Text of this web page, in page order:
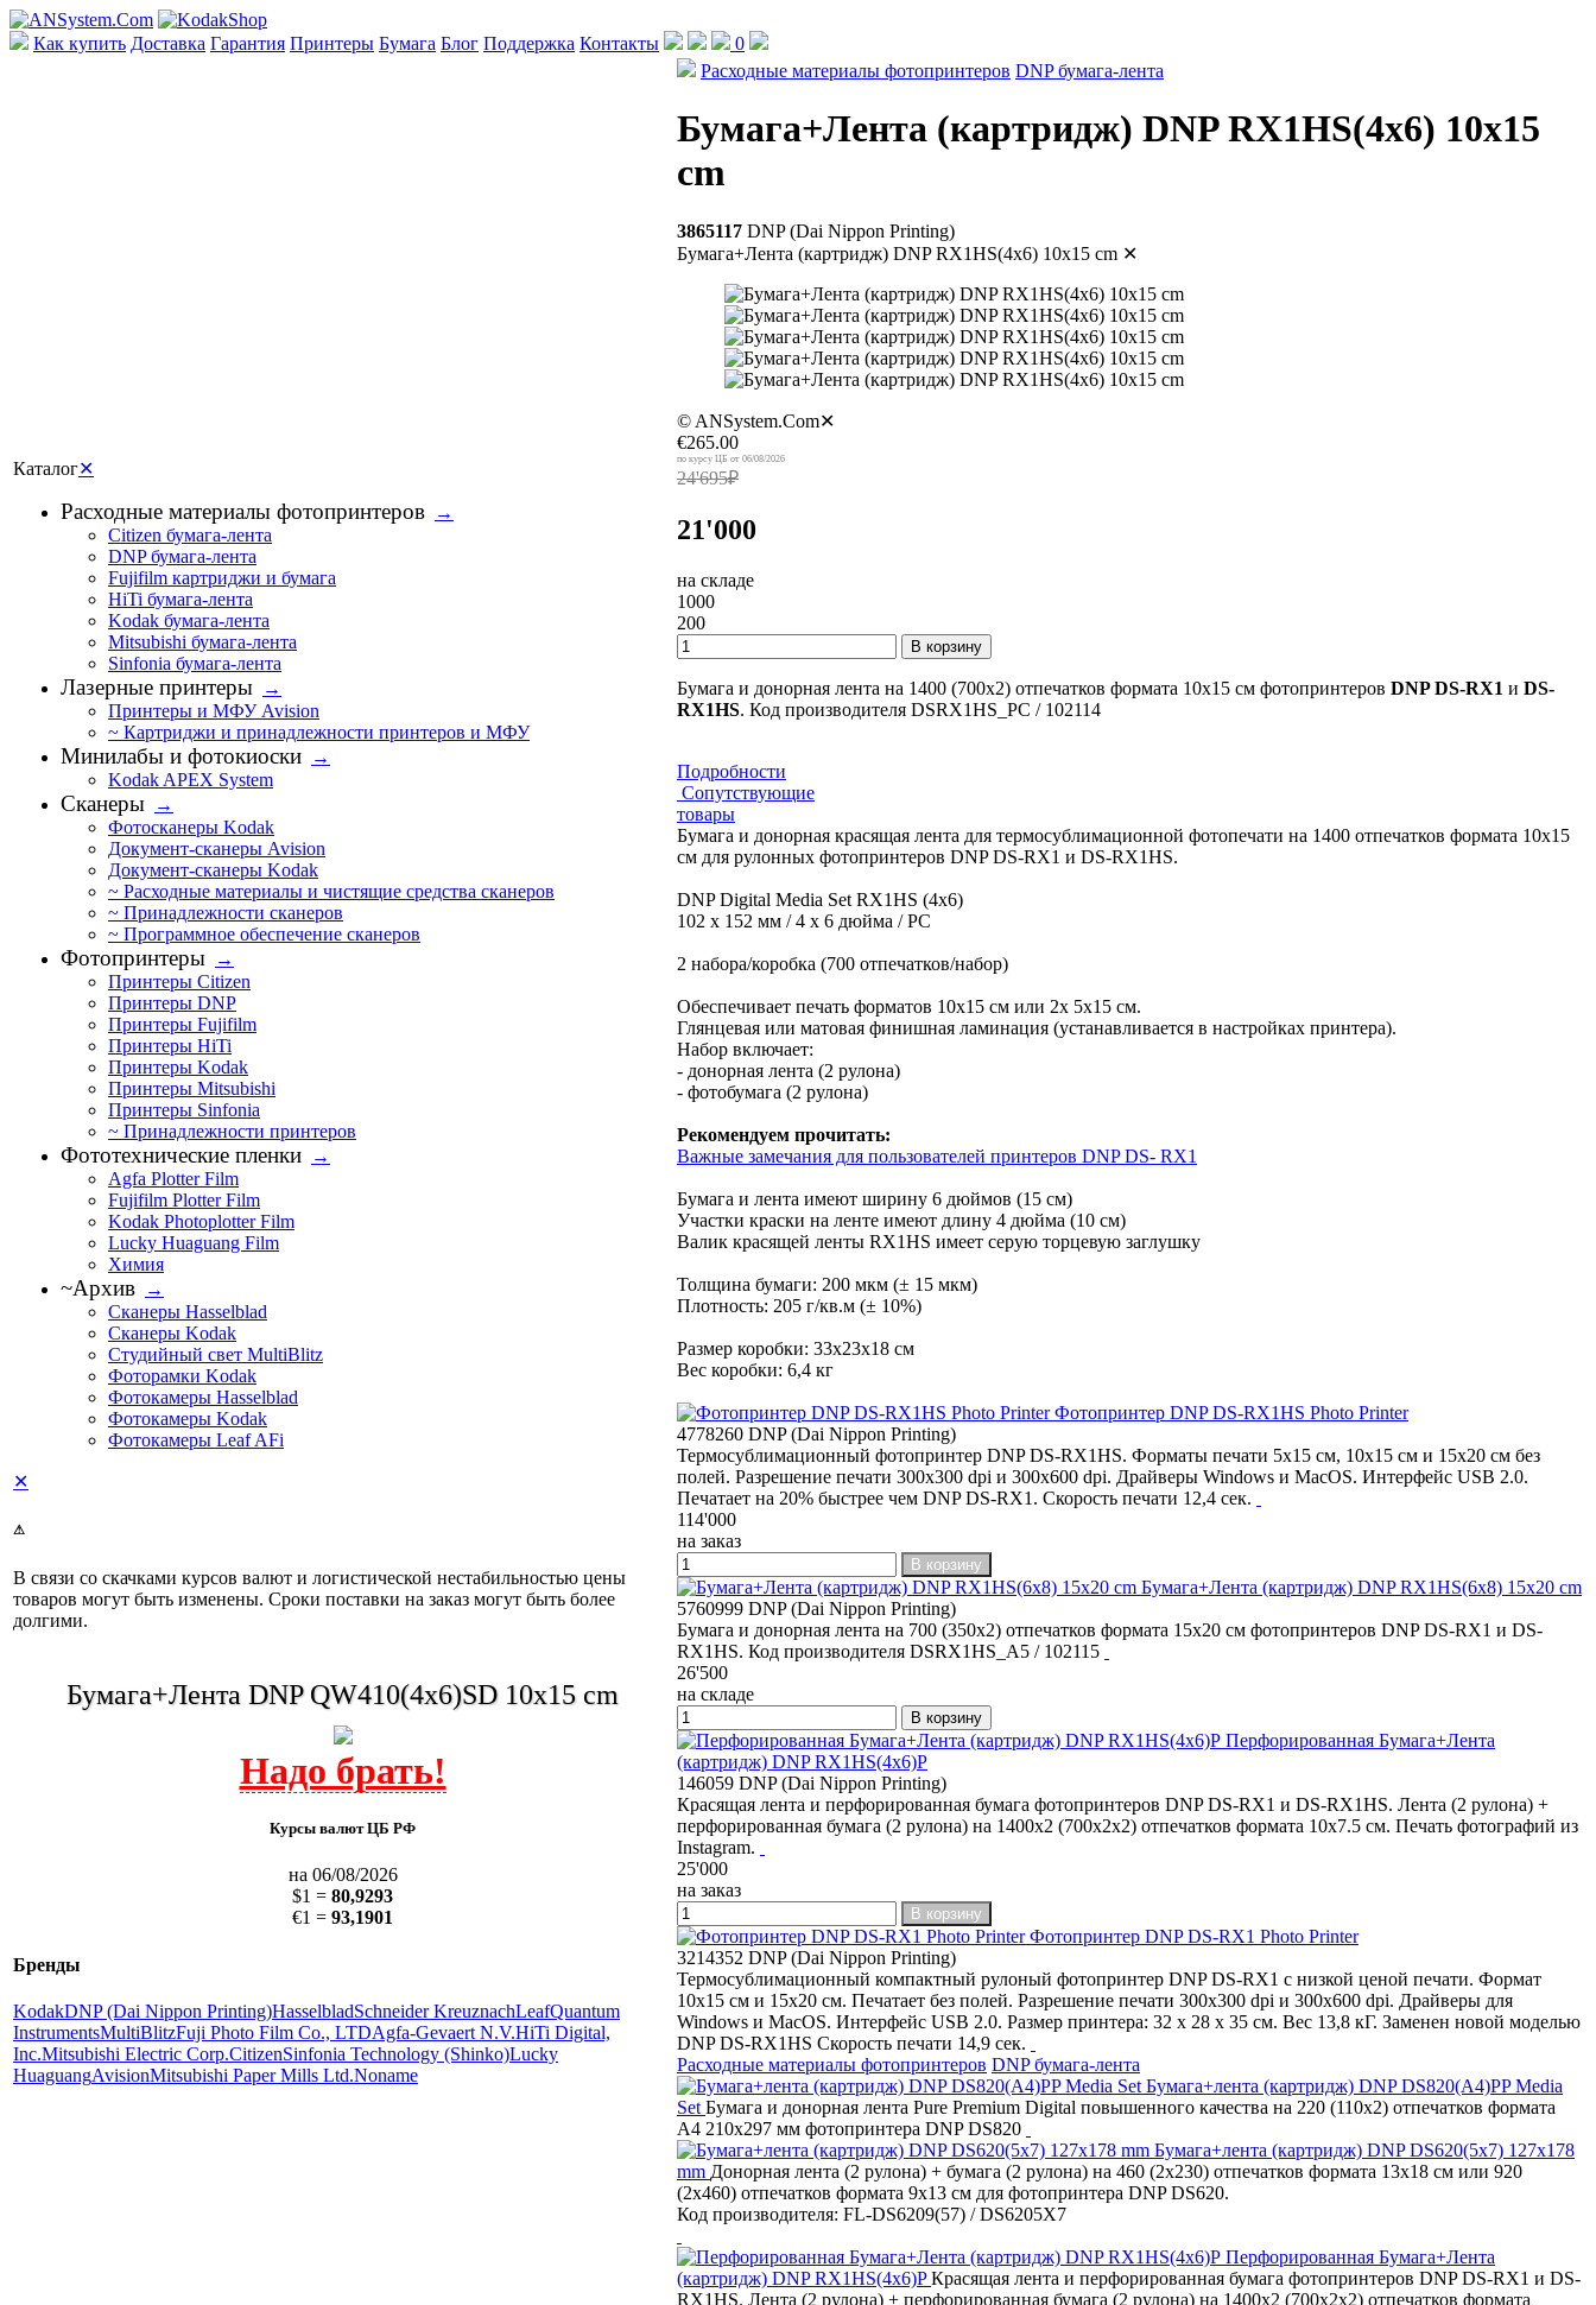
Как купить Доставка Гарантия Принтеры Бумага Блог Поддержка Контакты
0
Расходные материалы фотопринтеров DNP бумага-лента
Бумага+Лента (картридж) DNP RX1HS(4x6) 10x15
cm
3865117 DNP (Dai Nippon Printing)
Бумага+Лента (картридж) DNP RX1HS(4x6) 10x15 cm ✕
© ANSystem.Com✕
€265.00
06/08/2026
24'695₽
21'000
на складе
1000
200
В корзину
Бумага и донорная лента на 1400 (700х2) отпечатков формата 10x15 cм фотопринтеров DNP DS-RX1 и DS-
RX1HS. Код производителя DSRX1HS_PC / 102114
Подробности
Сопутствующие
товары
Бумага и донорная красящая лента для термосублимационной фотопечати на 1400 отпечатков формата 10x15
cм для рулонных фотопринтеров DNP DS-RX1 и DS-RX1HS.
DNP Digital Media Set RX1HS (4x6)
102 x 152 мм / 4 x 6 дюйма / PC
2 набора/коробка (700 отпечатков/набор)
Обеспечивает печать форматов 10х15 см или 2х 5х15 см.
Глянцевая или матовая финишная ламинация (устанавливается в настройках принтера).
Набор включает:
- донорная лента (2 рулона)
- фотобумага (2 рулона)
Рекомендуем прочитать:
Важные замечания для пользователей принтеров DNP DS- RX1
Бумага и лента имеют ширину 6 дюймов (15 см)
Участки краски на ленте имеют длину 4 дюйма (10 см)
Валик красящей ленты RX1HS имеет серую торцевую заглушку
Толщина бумаги: 200 мкм (± 15 мкм)
Плотность: 205 г/кв.м (± 10%)
Размер коробки: 33х23х18 см
Вес коробки: 6,4 кг
Фотопринтер DNP DS-RX1HS Photo Printer
4778260 DNP (Dai Nippon Printing)
Термосублимационный фотопринтер DNP DS-RX1HS. Форматы печати 5х15 см, 10x15 см и 15х20 см без
полей. Разрешение печати 300x300 dpi и 300x600 dpi. Драйверы Windows и MacOS. Интерфейс USB 2.0.
Печатает на 20% быстрее чем DNP DS-RX1. Скорость печати 12,4 сек.
114'000
на заказ
В корзину
Бумага+Лента (картридж) DNP RX1HS(6x8) 15x20 cm
5760999 DNP (Dai Nippon Printing)
Бумага и донорная лента на 700 (350х2) отпечатков формата 15x20 cм фотопринтеров DNP DS-RX1 и DS-
RX1HS. Код производителя DSRX1HS_A5 / 102115
26'500
на складе
В корзину
Перфорированная Бумага+Лента
(картридж) DNP RX1HS(4x6)P
146059 DNP (Dai Nippon Printing)
Красящая лента и перфорированная бумага фотопринтеров DNP DS-RX1 и DS-RX1HS. Лента (2 рулона) +
перфорированная бумага (2 рулона) на 1400х2 (700х2х2) отпечатков формата 10x7.5 cм. Печать фотографий из
Instagram.
25'000
на заказ
В корзину
Фотопринтер DNP DS-RX1 Photo Printer
3214352 DNP (Dai Nippon Printing)
Термосублимационный компактный рулоный фотопринтер DNP DS-RX1 с низкой ценой печати. Формат
10x15 см и 15х20 см. Печатает без полей. Разрешение печати 300x300 dpi и 300x600 dpi. Драйверы для
Windows и MacOS. Интерфейс USB 2.0. Размер принтера: 32 x 28 x 35 см. Вес 13,8 кГ. Заменен новой моделью
DNP DS-RX1HS Скорость печати 14,9 сек.
Расходные материалы фотопринтеров DNP бумага-лента
Бумага+лента (картридж) DNP DS820(A4)PP Media
Set Бумага и донорная лента Pure Premium Digital повышенного качества на 220 (110х2) отпечатков формата
A4 210x297 мм фотопринтера DNP DS820
Бумага+лента (картридж) DNP DS620(5x7) 127x178
mm Донорная лента (2 рулона) + бумага (2 рулона) на 460 (2х230) отпечатков формата 13х18 см или 920
(2х460) отпечатков формата 9х13 см для фотопринтера DNP DS620.
Код производителя: FL-DS6209(57) / DS6205X7
Перфорированная Бумага+Лента
(картридж) DNP RX1HS(4x6)PКрасящая лента и перфорированная бумага фотопринтеров DNP DS-RX1 и DS-
RX1HS. Лента (2 рулона) + перфорированная бумага (2 рулона) на 1400х2 (700х2х2) отпечатков формата
Каталог✕
Расходные материалы фотопринтеров
→
Citizen бумага-лента
DNP бумага-лента
Fujifilm картриджи и бумага
HiTi бумага-лента
Kodak бумага-лента
Mitsubishi бумага-лента
Sinfonia бумага-лента
Лазерные принтеры
→
Принтеры и МФУ Avision
~ Картриджи и принадлежности принтеров и МФУ
Минилабы и фотокиоски
→
Kodak APEX System
Сканеры
→
Фотосканеры Kodak
Документ-сканеры Avision
Документ-сканеры Kodak
~ Расходные материалы и чистящие средства сканеров
~ Принадлежности сканеров
~ Программное обеспечение сканеров
Фотопринтеры
→
Принтеры Citizen
Принтеры DNP
Принтеры Fujifilm
Принтеры HiTi
Принтеры Kodak
Принтеры Mitsubishi
Принтеры Sinfonia
~ Принадлежности принтеров
Фототехнические пленки
→
Agfa Plotter Film
Fujifilm Plotter Film
Kodak Photoplotter Film
Lucky Huaguang Film
Химия
~Архив
→
Сканеры Hasselblad
Сканеры Kodak
Студийный свет MultiBlitz
Фоторамки Kodak
Фотокамеры Hasselblad
Фотокамеры Kodak
Фотокамеры Leaf AFi
✕
⚠
В связи со скачками курсов валют и логистической нестабильностью цены
товаров могут быть изменены. Сроки поставки на заказ могут быть более
долгими.
Бумага+Лента DNP QW410(4x6)SD 10x15 cm
Курсы валют ЦБ РФ
на 06/08/2026
$1 = 80,9293
€1 = 93,1901
Бренды
KodakDNP (Dai Nippon Printing)HasselbladSchneider KreuznachLeafQuantum
InstrumentsMultiBlitzFuji Photo Film Co., LTDAgfa-Gevaert N.V.HiTi Digital,
Inc.Mitsubishi Electric Corp.CitizenSinfonia Technology (Shinko)Lucky
HuaguangAvisionMitsubishi Paper Mills Ltd.Noname